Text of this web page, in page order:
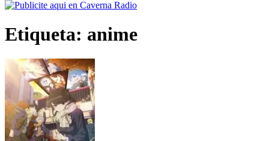
Etiqueta: anime